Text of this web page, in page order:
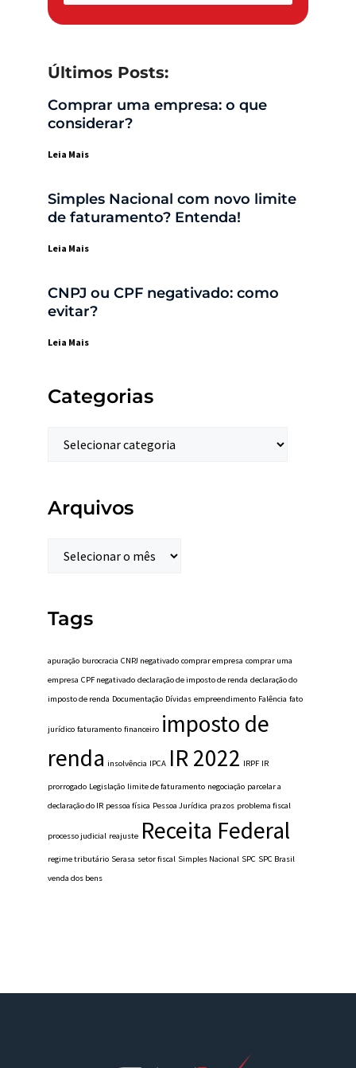
Últimos Posts:
Comprar uma empresa: o que
considerar?
Leia Mais
Simples Nacional com novo limite
de faturamento? Entenda!
Leia Mais
CNPJ ou CPF negativado: como
evitar?
Leia Mais
Categorias
Arquivos
Tags
apuração burocracia CNPJ negativado comprar empresa comprar uma
empresa CPF negativado declaração de imposto de renda declaração do
imposto de renda Documentação Dívidas empreendimento Falência fato
jurídico faturamento financeiro imposto de
renda insolvência IPCA IR 2022 IRPF IR
prorrogado Legislação limite de faturamento negociação parcelar a
declaração do IR pessoa física Pessoa Jurídica prazos problema fiscal
processo judicial reajuste Receita Federal
regime tributário Serasa setor fiscal Simples Nacional SPC SPC Brasil
venda dos bens